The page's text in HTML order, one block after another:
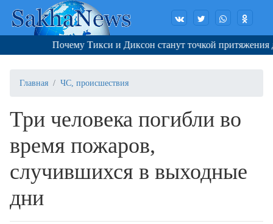
Почему Тикси и Диксон станут точкой притяжения для
Главная ЧС, происшествия
Три человека погибли во
время пожаров,
случившихся в выходные
дни